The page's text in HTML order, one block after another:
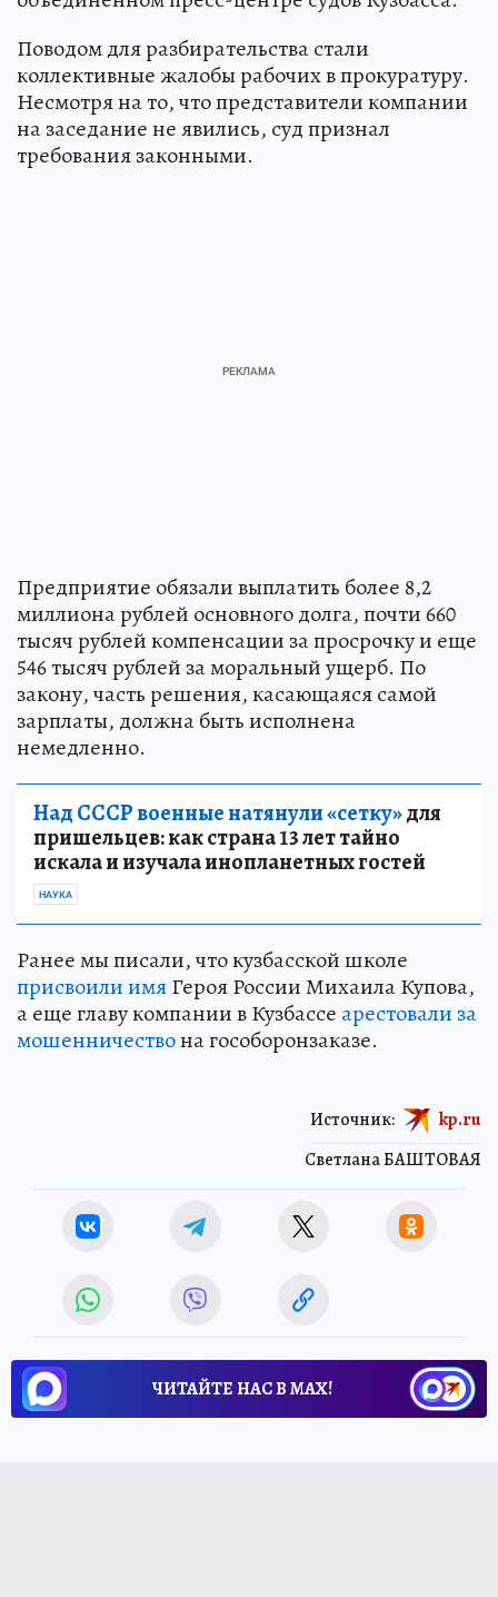
Поводом для разбирательства стали
коллективные жалобы рабочих в прокуратуру.
Несмотря на то, что представители компании
на заседание не явились, суд признал
требования законными.
Предприятие обязали выплатить более 8,2
миллиона рублей основного долга, почти 660
тысяч рублей компенсации за просрочку и еще
546 тысяч рублей за моральный ущерб. По
закону, часть решения, касающаяся самой
зарплаты, должна быть исполнена
немедленно.
Над СССР военные натянули «сетку»для
пришельцев: как страна 13 лет тайно
искала и изучала инопланетных гостей
НАУКА
Ранее мы писали, что кузбасской школе
присвоили имяГероя России Михаила Купова,
а еще главу компании в Кузбассе арестовали за
мошенничествона гособоронзаказе.
Светлана БАШТОВАЯ
Источник: kp.ru
ЧИТАЙТЕ НАС В МАХ!